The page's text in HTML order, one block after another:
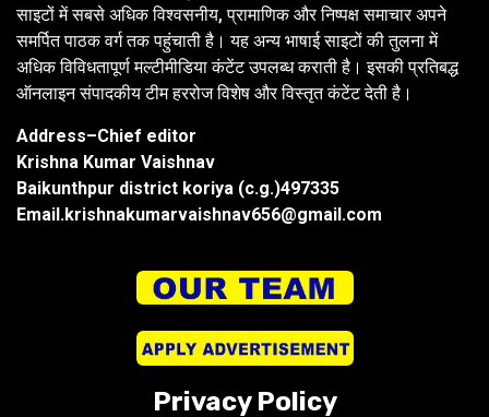
साइटों में सबसे अधिक विश्वसनीय, प्रामाणिक और निष्पक्ष समाचार अपने
समर्पित पाठक वर्ग तक पहुंचाती है। यह अन्य भाषाई साइटों की तुलना में
अधिक विविधतापूर्ण मल्टीमीडिया कंटेंट उपलब्ध कराती है। इसकी प्रतिबद्ध
ऑनलाइन संपादकीय टीम हररोज विशेष और विस्तृत कंटेंट देती है।
Address–Chief editor
Krishna Kumar Vaishnav
Baikunthpur district koriya (c.g.)497335
Email.krishnakumarvaishnav656@gmail.com
Privacy Policy